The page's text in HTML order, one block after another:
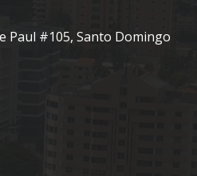
Paul #105, Santo Domingo